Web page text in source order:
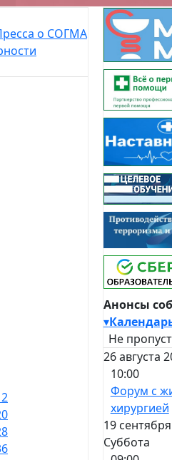
о СОГМА
Анонсы
▾
Не
26 августа
10:00
Форум с
хирургией
19
Суббота